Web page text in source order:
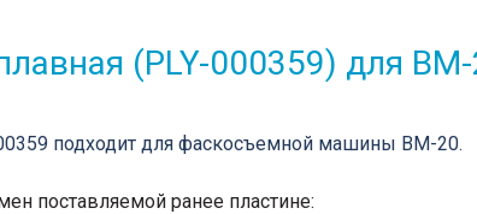
(PLY-000359) для
подходит для фаскосъемной машины BM-20.
поставляемой ранее пластине: